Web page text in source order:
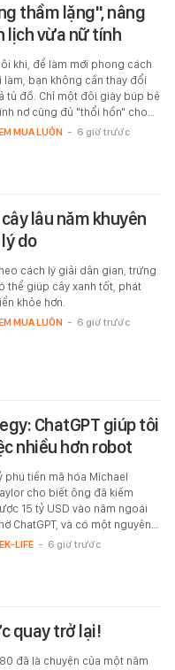
thầm lặng", nâng
lịch vừa nữ tính
khi, để làm mới phong cách
làm, bạn không cần thay đổi
tủ đồ. Chỉ một đôi giày búp bê
nơ cũng đủ "thổi hồn" cho…
MUA LUÔN - 6 giờ trước
lâu năm khuyên
do
cách lý giải dân gian, trứng
thể giúp cây xanh tốt, phát
khỏe hơn.
MUA LUÔN - 6 giờ trước
ChatGPT giúp tôi
nhiều hơn robot
phú tiền mã hóa Michael
cho biết ông đã kiếm
15 tỷ USD vào năm ngoái
ChatGPT, và có một nguyên…
LIFE - 6 giờ trước
quay trở lại!
đã là chuyện của một năm